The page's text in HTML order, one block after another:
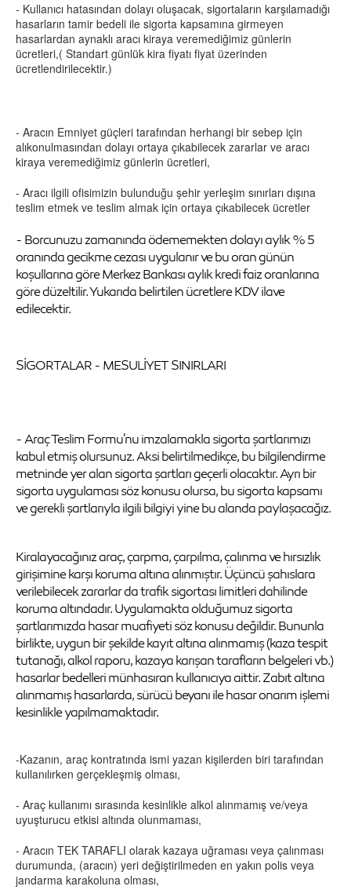
- Kullanıcı hatasından dolayı oluşacak, sigortaların karşılamadığı
hasarların tamir bedeli ile sigorta kapsamına girmeyen
hasarlardan aynaklı aracı kiraya veremediğimiz günlerin
ücretleri,( Standart günlük kira fiyatı fiyat üzerinden
ücretlendirilecektir.)
- Aracın Emniyet güçleri tarafından herhangi bir sebep için
alıkonulmasından dolayı ortaya çıkabilecek zararlar ve aracı
kiraya veremediğimiz günlerin ücretleri,
- Aracı ilgili ofisimizin bulunduğu şehir yerleşim sınırları dışına
teslim etmek ve teslim almak için ortaya çıkabilecek ücretler
- Borcunuzu zamanında ödememekten dolayı aylık % 5
oranında gecikme cezası uygulanır ve bu oran günün
koşullarına göre Merkez Bankası aylık kredi faiz oranlarına
göre düzeltilir. Yukarıda belirtilen ücretlere KDV ilave
edilecektir.
SİGORTALAR - MESULİYET SINIRLARI
- Araç Teslim Formu'nu imzalamakla sigorta şartlarımızı
kabul etmiş olursunuz. Aksi belirtilmedikçe, bu bilgilendirme
metninde yer alan sigorta şartları geçerli olacaktır. Ayrı bir
sigorta uygulaması söz konusu olursa, bu sigorta kapsamı
ve gerekli şartlarıyla ilgili bilgiyi yine bu alanda paylaşacağız.
Kiralayacağınız araç, çarpma, çarpılma, çalınma ve hırsızlık
girişimine karşı koruma altına alınmıştır. Üçüncü şahıslara
verilebilecek zararlar da trafik sigortası limitleri dahilinde
koruma altındadır. Uygulamakta olduğumuz sigorta
şartlarımızda hasar muafiyeti söz konusu değildir. Bununla
birlikte, uygun bir şekilde kayıt altına alınmamış (kaza tespit
tutanağı, alkol raporu, kazaya karışan tarafların belgeleri vb.)
hasarlar bedelleri münhasıran kullanıcıya aittir. Zabıt altına
alınmamış hasarlarda, sürücü beyanı ile hasar onarım işlemi
kesinlikle yapılmamaktadır.
-Kazanın, araç kontratında ismi yazan kişilerden biri tarafından
kullanılırken gerçekleşmiş olması,
- Araç kullanımı sırasında kesinlikle alkol alınmamış ve/veya
uyuşturucu etkisi altında olunmaması,
- Aracın TEK TARAFLI olarak kazaya uğraması veya çalınması
durumunda, (aracın) yeri değiştirilmeden en yakın polis veya
jandarma karakoluna olması,